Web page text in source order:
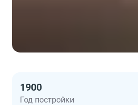
1900
Год постройки